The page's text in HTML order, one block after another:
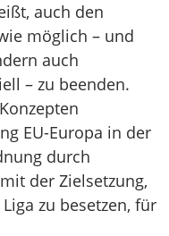
auch den
möglich – und
auch
– zu beenden.
EU-Europa in der
durch
der Zielsetzung,
zu besetzen, für